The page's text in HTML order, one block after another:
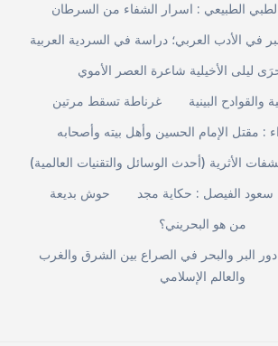
الطبيعي : اسرار الشفاء من السرطان
في الأدب العربي؛ دراسة في السردية العربية
ليلى الأخيلية شاعرة العصر الأموي
غرناطة تسقط مرتين
والقوادح البينية
: مقتل الإمام الحسين وأهل بيته وأصحابه
الأثرية (أحدث الوسائل والتقنيات العالمية)
حوش بديعة
سعود الفيصل : حكاية مجد
من هو البحريني؟
دور البر والبحر في الصراع بين الشرق والغرب
والعالم الإسلامي